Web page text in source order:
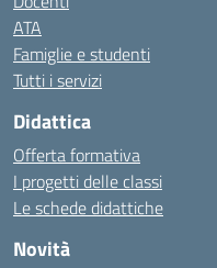
ATA
Famiglie e studenti
Tutti i servizi
Didattica
Offerta formativa
I progetti delle classi
Le schede didattiche
Novità